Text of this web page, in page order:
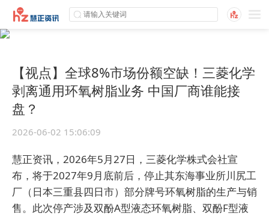
【视点】全球8%市场份额空缺！三菱化学
剥离通用环氧树脂业务 中国厂商谁能接
盘？
2026-06-02 15:06:09
慧正资讯，2026年5月27日，三菱化学株式会社宣
布，将于2027年9月底前后，停止其东海事业所川尻工
厂（日本三重县四日市）部分牌号环氧树脂的生产与销
售。此次停产涉及双酚A型液态环氧树脂、双酚F型液